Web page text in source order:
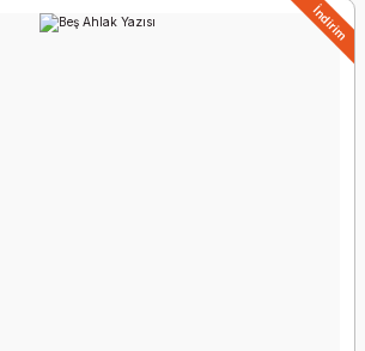
İndirim